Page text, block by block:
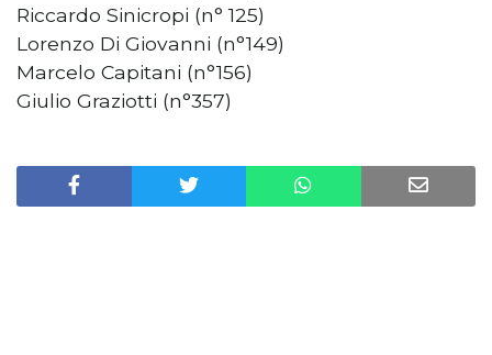
Riccardo Sinicropi (n° 125)
Lorenzo Di Giovanni (n°149)
Marcelo Capitani (n°156)
Giulio Graziotti (n°357)